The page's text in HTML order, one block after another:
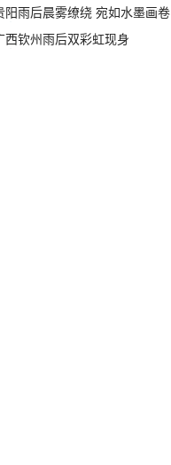
阳雨后晨雾缭绕 宛如水墨画卷
西钦州雨后双彩虹现身